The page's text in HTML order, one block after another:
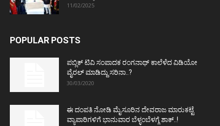
11/02/2025
POPULAR POSTS
ಪಬ್ಲಿಕ್ ಟಿವಿ ಸಂಪಾದಕ ರಂಗನಾಥ್ ಕಾಲೆಳೆದ ವಿಡಿಯೋ
ವೈರಲ್ ಮಾಡಿದ್ದು ಸರಿನಾ..?
30/03/2020
ಈ ದಂಪತಿ ನೋಡಿ ಮೈಸೂರಿನ ದೇವರಾಜ ಮಾರುಕಟ್ಟೆ
ವ್ಯಾಪಾರಿಗಳಿಗೆ ಭಾನುವಾರ ಬೆಳ್ಳಂಬೆಳಗ್ಗೆ ಶಾಕ್..!